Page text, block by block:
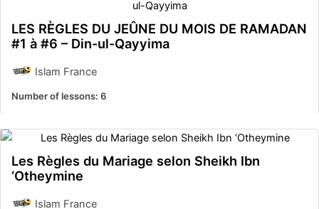
LES RÈGLES DU JEÛNE DU MOIS DE RAMADAN
#1 à #6 – Din-ul-Qayyima
Islam France
Number of lessons: 6
Les Règles du Mariage selon Sheikh Ibn
‘Otheymine
Islam France